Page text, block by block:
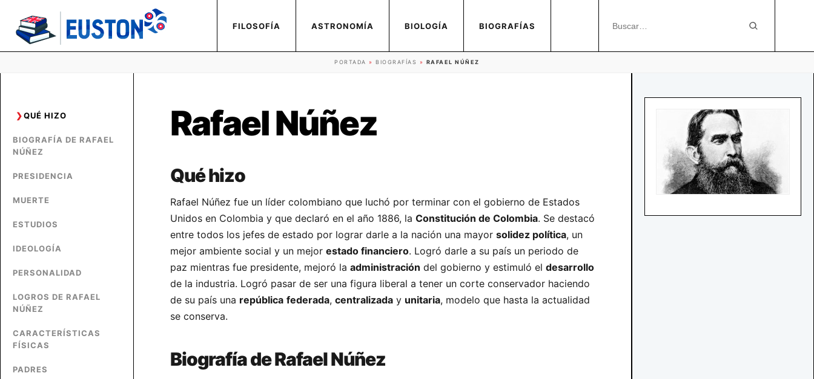
FILOSOFÍA ASTRONOMÍA BIOLOGÍA BIOGRAFÍAS
PORTADA »BIOGRAFÍAS » RAFAEL NÚÑEZ
QUÉ HIZO
BIOGRAFÍA DE RAFAEL
NÚÑEZ
PRESIDENCIA
MUERTE
ESTUDIOS
IDEOLOGÍA
PERSONALIDAD
LOGROS DE RAFAEL
NÚÑEZ
CARACTERÍSTICAS
FÍSICAS
PADRES
Rafael Núñez
Qué hizo
Rafael Núñez fue un líder colombiano que luchó por terminar con el gobierno de Estados
Unidos en Colombia y que declaró en el año 1886, la Constitución de Colombia. Se destacó
entre todos los jefes de estado por lograr darle a la nación una mayor solidez política, un
mejor ambiente social y un mejor estado financiero. Logró darle a su país un periodo de
paz mientras fue presidente, mejoró la administración del gobierno y estimuló el desarrollo
de la industria. Logró pasar de ser una figura liberal a tener un corte conservador haciendo
de su país una república federada, centralizada y unitaria, modelo que hasta la actualidad
se conserva.
Biografía de Rafael Núñez